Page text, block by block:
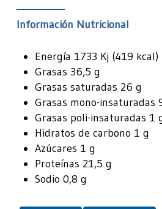
Información Nutricional
Energía 1733 Kj (419 kcal)
Grasas 36,5 g
Grasas saturadas 26 g
Grasas mono-insaturadas
Grasas poli-insaturadas 1
Hidratos de carbono 1 g
Azúcares 1 g
Proteínas 21,5 g
Sodio 0,8 g